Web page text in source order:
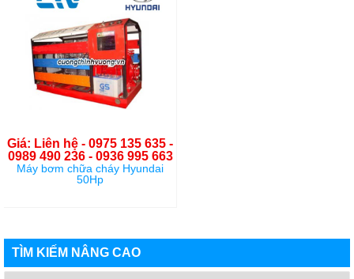
Giá: Liên hệ - 0975 135 635 -
0989 490 236 - 0936 995 663
Máy bơm chữa cháy Hyundai
50Hp
TÌM KIẾM NÂNG CAO